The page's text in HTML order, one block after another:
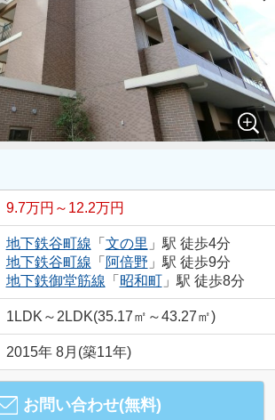
9.7万円～12.2万円
地下鉄谷町線 「 文の里 」駅 徒歩4分
地下鉄谷町線 「 阿倍野 」駅 徒歩9分
地下鉄御堂筋線 「 昭和町」駅 徒歩8分
1LDK～2LDK(35.17㎡～43.27㎡)
2015年 8月(築11年)
お問い合わせ(無料)